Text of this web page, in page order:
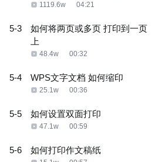
1119.6w 04:21
5-3
如何将两页或多页 打印到一页
上
48.4w 00:32
5-4 WPS文字文档 如何缩印
25.1w 00:36
5-5 如何设置双面打印
47.1w 00:59
5-6 如何打印作文稿纸